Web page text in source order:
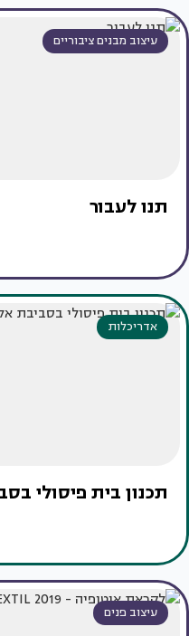
עיצוב מבנים ציבוריים
תנו לעבור
אדריכלות
תכנון בית פיסולי
עיצוב פנים